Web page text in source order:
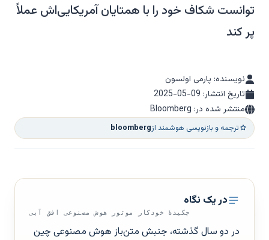
توانست شکاف خود را با همتایان آمریکایی‌اش عملاً
پر کند
نویسنده: پارمی اولسون
تاریخ انتشار: 2025-05-09
منتشر شده در: Bloomberg
ترجمه و بازنویسی هوشمند ازbloomberg
در یک نگاه
چکیدهٔ خودکار موتور هوش مصنوعی افق آبی
در دو سال گذشته، جنبش متن‌باز هوش مصنوعی چین